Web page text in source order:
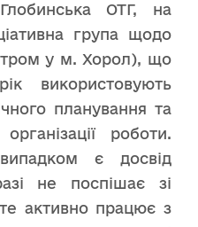
ОТГ, на
група щодо
у м. Хорол), що
використовують
планування та
роботи.
є досвід
не поспішає зі
активно працює з